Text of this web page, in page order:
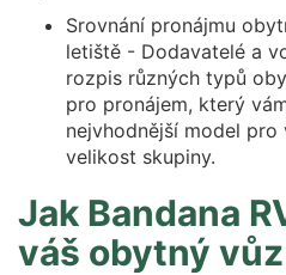
Srovnání pronájmu
letiště - Dodavatelé a
rozpis různých typů
pro pronájem, který
nejvhodnější model
velikost skupiny.
Jak Bandana
váš obytný vůz